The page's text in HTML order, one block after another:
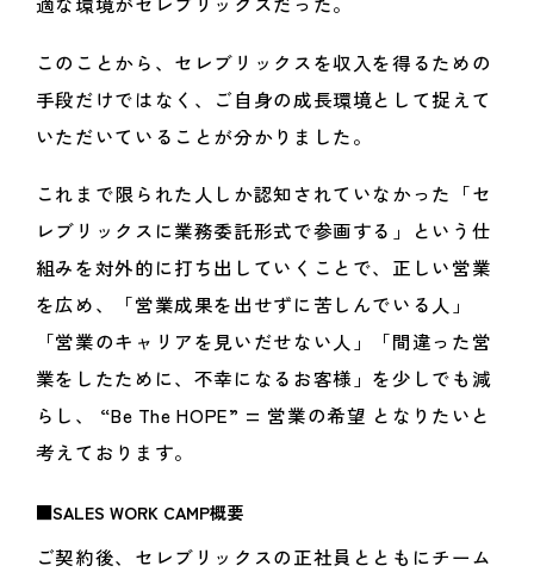
このことから、セレブリックスを収入を得るための
手段だけではなく、ご自身の成長環境として捉えて
いただいていることが分かりました。
これまで限られた人しか認知されていなかった「セ
レブリックスに業務委託形式で参画する」という仕
組みを対外的に打ち出していくことで、正しい営業
を広め、「営業成果を出せずに苦しんでいる人」
「営業のキャリアを見いだせない人」「間違った営
業をしたために、不幸になるお客様」を少しでも減
らし、 “Be The HOPE” = 営業の希望 となりたいと
考えております。
■SALES WORK CAMP概要
ご契約後、セレブリックスの正社員とともにチーム